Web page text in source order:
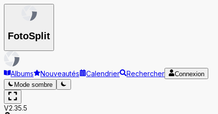
FotoSplit
Albums Nouveautés Calendrier Rechercher
Connexion
Mode sombre
V2.35.5